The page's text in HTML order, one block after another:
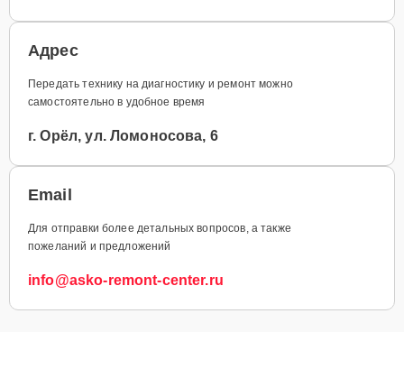
Адрес
Передать технику на диагностику и ремонт можно
самостоятельно в удобное время
г. Орёл, ул. Ломоносова, 6
Email
Для отправки более детальных вопросов, а также
пожеланий и предложений
info@asko-remont-center.ru